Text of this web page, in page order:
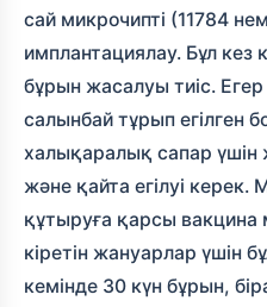
сай микрочипті (11784
имплантациялау. Бұл кез
бұрын жасалуы тиіс.
салынбай тұрып егілген
халықаралық сапар үшін
және қайта егілуі керек.
құтыруға қарсы вакцина
кіретін жануарлар үшін
кемінде 30 күн бұрын,